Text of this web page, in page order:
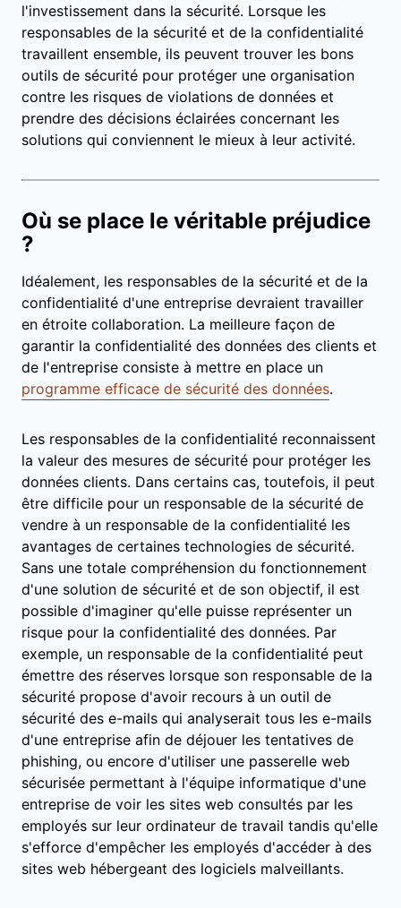
l'investissement dans la sécurité. Lorsque les
responsables de la sécurité et de la confidentialité
travaillent ensemble, ils peuvent trouver les bons
outils de sécurité pour protéger une organisation
contre les risques de violations de données et
prendre des décisions éclairées concernant les
solutions qui conviennent le mieux à leur activité.
Où se place le véritable préjudice
?
Idéalement, les responsables de la sécurité et de la
confidentialité d'une entreprise devraient travailler
en étroite collaboration. La meilleure façon de
garantir la confidentialité des données des clients et
de l'entreprise consiste à mettre en place un
programme efficace de sécurité des données.
Les responsables de la confidentialité reconnaissent
la valeur des mesures de sécurité pour protéger les
données clients. Dans certains cas, toutefois, il peut
être difficile pour un responsable de la sécurité de
vendre à un responsable de la confidentialité les
avantages de certaines technologies de sécurité.
Sans une totale compréhension du fonctionnement
d'une solution de sécurité et de son objectif, il est
possible d'imaginer qu'elle puisse représenter un
risque pour la confidentialité des données. Par
exemple, un responsable de la confidentialité peut
émettre des réserves lorsque son responsable de la
sécurité propose d'avoir recours à un outil de
sécurité des e-mails qui analyserait tous les e-mails
d'une entreprise afin de déjouer les tentatives de
phishing, ou encore d'utiliser une passerelle web
sécurisée permettant à l'équipe informatique d'une
entreprise de voir les sites web consultés par les
employés sur leur ordinateur de travail tandis qu'elle
s'efforce d'empêcher les employés d'accéder à des
sites web hébergeant des logiciels malveillants.